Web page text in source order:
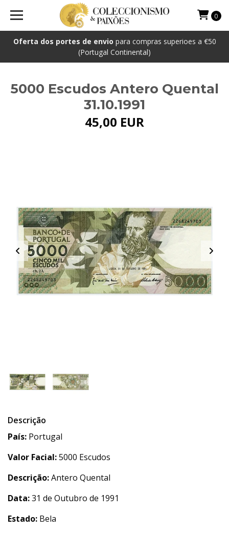
Oferta dos portes de envio para compras superioes a €50
(Portugal Continental)
0
5000 Escudos Antero Quental
31.10.1991
45,00 EUR
Descrição
País: Portugal
Valor Facial:5000 Escudos
Descrição:Antero Quental
Data:31 de Outubro de 1991
Estado: Bela